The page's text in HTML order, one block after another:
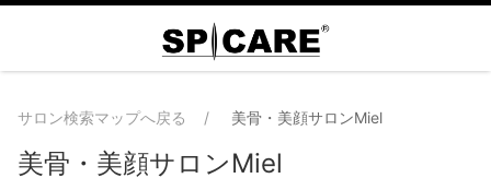
サロン検索マップへ戻る 美骨・美顔サロンMiel
美骨・美顔サロンMiel